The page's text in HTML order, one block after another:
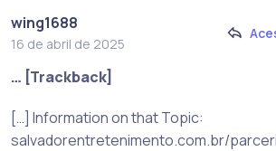
wing1688
16 de abril de 2025
… [Trackback]
[…] Information on that Topic:
salvadorentretenimento.com.br/